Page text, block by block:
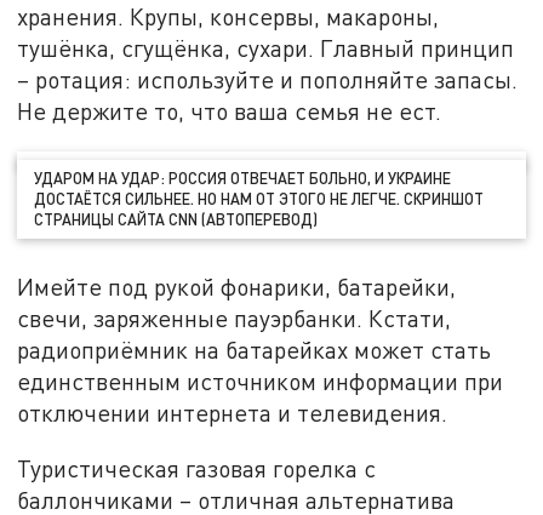
хранения. Крупы, консервы, макароны,
тушёнка, сгущёнка, сухари. Главный принцип
– ротация: используйте и пополняйте запасы.
Не держите то, что ваша семья не ест.
УДАРОМ НА УДАР: РОССИЯ ОТВЕЧАЕТ БОЛЬНО, И УКРАИНЕ
ДОСТАЁТСЯ СИЛЬНЕЕ. НО НАМ ОТ ЭТОГО НЕ ЛЕГЧЕ. СКРИНШОТ
СТРАНИЦЫ САЙТА CNN (АВТОПЕРЕВОД)
Имейте под рукой фонарики, батарейки,
свечи, заряженные пауэрбанки. Кстати,
радиоприёмник на батарейках может стать
единственным источником информации при
отключении интернета и телевидения.
Туристическая газовая горелка с
баллончиками – отличная альтернатива